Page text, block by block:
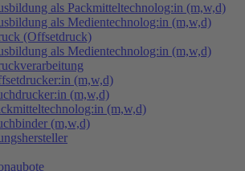
als Packmitteltechnolog:in (m,w,d)
als Medientechnolog:in (m,w,d)
(Offsetdruck)
als Medientechnolog:in (m,w,d)
(m,w,d)
(m,w,d)
(m,w,d)
(m,w,d)